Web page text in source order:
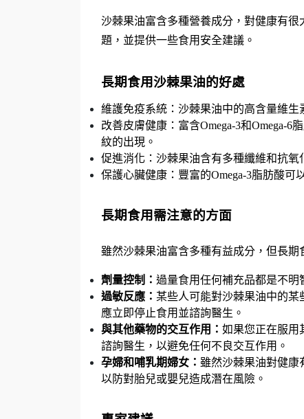
沙棘果油富含多種營養成分，對健康有
題，並提供一些食用安全建議。
長期食用沙棘果油的好處
維護免疫系統：沙棘果油中的高含量維
改善皮膚健康：富含Omega-3和Omega-
紋的出現。
促進消化：沙棘果油含有多種纖維和抗
保護心臟健康：豐富的Omega-3脂肪酸可
長期食用需注意的方面
雖然沙棘果油富含多種有益成分，但長
劑量控制： 過量食用任何補充品都是不明
過敏反應： 某些人可能對沙棘果油中的某
應立即停止食用並諮詢醫生。
與其他藥物的交互作用： 如果您正在服用
諮詢醫生，以避免任何不良交互作用。
孕婦和哺乳期婦女： 雖然沙棘果油對健康
以防對胎兒或嬰兒造成潛在風險。